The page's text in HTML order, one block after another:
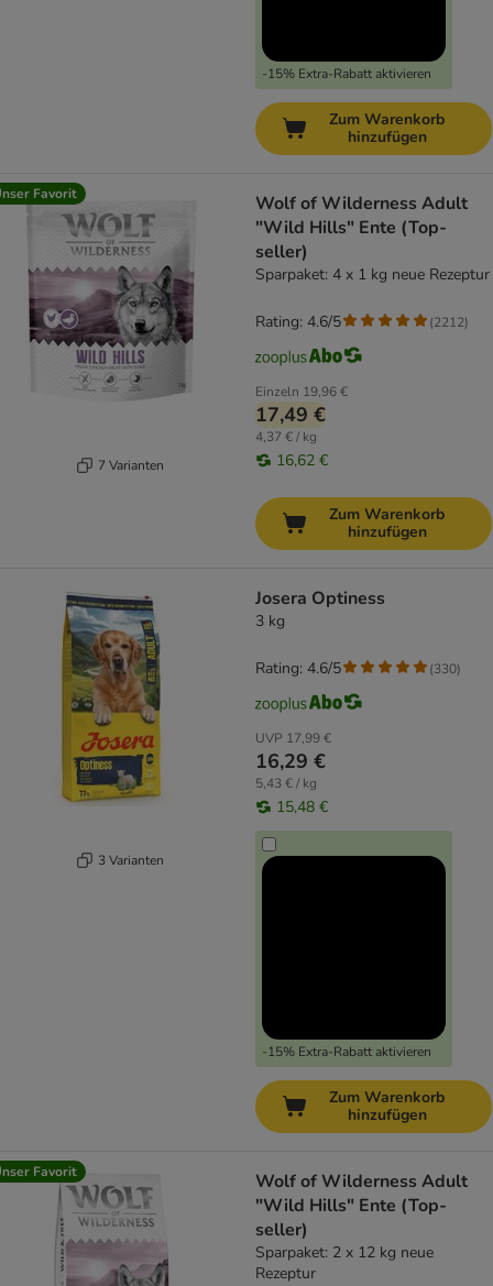
-15% Extra-Rabatt aktivieren
Zum Warenkorb
hinzufügen
Favorit
7 Varianten
Wolf of Wilderness Adult
"Wild Hills" Ente (Top-
seller)
Sparpaket: 4 x 1 kg neue Rezeptur
Einzeln 19,96 €
17,49 €
4,37 € / kg
16,62 €
Rating: 4.6/5 (2212)
Zum Warenkorb
hinzufügen
3 Varianten
Josera Optiness
3 kg
UVP 17,99 €
16,29 €
5,43 € / kg
15,48 €
-15% Extra-Rabatt aktivieren
Rating: 4.6/5 (330)
Zum Warenkorb
hinzufügen
Favorit
Wolf of Wilderness Adult
"Wild Hills" Ente (Top-
seller)
Sparpaket: 2 x 12 kg neue
Rezeptur